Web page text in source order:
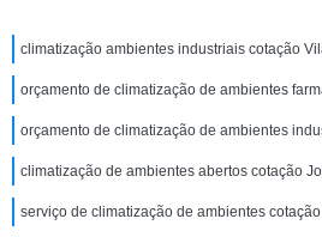
climatização ambientes industriais cotação
orçamento de climatização de ambientes
orçamento de climatização de ambientes
climatização de ambientes abertos cotação
serviço de climatização de ambientes